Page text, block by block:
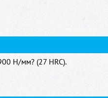
H/мм? (27 HRC).